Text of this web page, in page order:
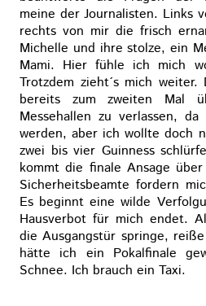
meine der Journalisten. Links
rechts von mir die frisch
Michelle und ihre stolze, ein
Mami. Hier fühle ich mich
Trotzdem zieht´s mich
bereits zum zweiten Mal
Messehallen zu verlassen,
werden, aber ich wollte doch
zwei bis vier Guinness
kommt die finale Ansage
Sicherheitsbeamte fordern
Es beginnt eine wilde
Hausverbot für mich endet.
die Ausgangstür springe,
hätte ich ein Pokalfinale
Schnee. Ich brauch ein Taxi.